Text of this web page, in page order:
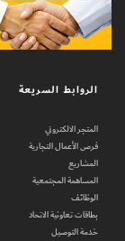
الروابط السريعة
المتجر الالكتروني
فرص الأعمال التجارية
المشاريع
المساهمة المجتمعية
الوظائف
بطاقات تعاونية الاتحاد
خدمة التوصيل